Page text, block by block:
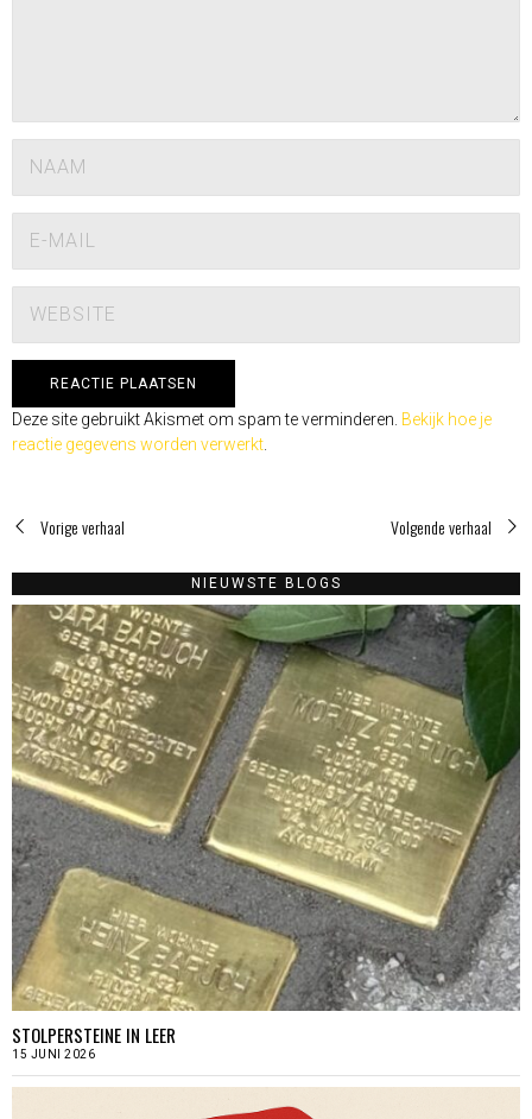
Deze site gebruikt Akismet om spam te verminderen. Bekijk hoe je
reactie gegevens worden verwerkt
Vorige verhaal Volgende verhaal
NIEUWSTE BLOGS
STOLPERSTEINE IN LEER
15 JUNI 2026